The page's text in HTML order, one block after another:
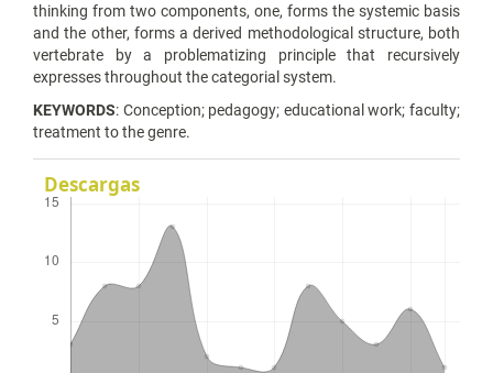
thinking from two components, one, forms the systemic basis
and the other, forms a derived methodological structure, both
vertebrate by a problematizing principle that recursively
expresses throughout the categorial system.
KEYWORDS: Conception; pedagogy; educational work; faculty;
treatment to the genre.
Descargas